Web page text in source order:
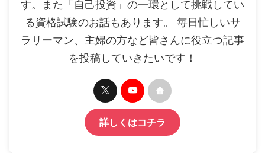
す。また「自己投資」の一環として挑戦してい
る資格試験のお話もあります。 毎日忙しいサ
ラリーマン、主婦の方など皆さんに役立つ記事
を投稿していきたいです！
詳しくはコチラ